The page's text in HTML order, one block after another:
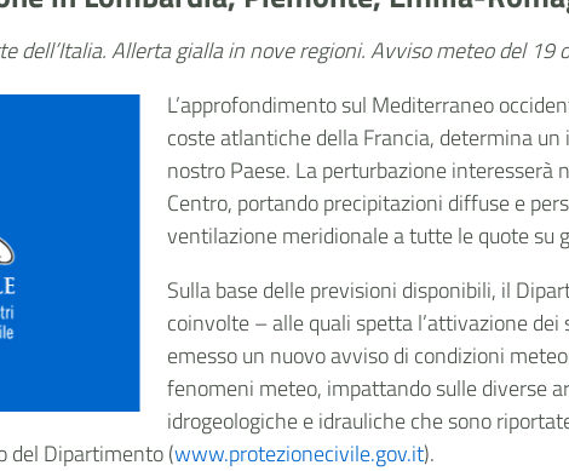
dell’Italia. Allerta gialla in nove regioni. Avviso meteo del 19
L’approfondimento sul Mediterraneo
coste atlantiche della Francia, determina
nostro Paese. La perturbazione
Centro, portando precipitazioni diffuse e
ventilazione meridionale a tutte le quote su
Sulla base delle previsioni disponibili, il
coinvolte – alle quali spetta l’attivazione
emesso un nuovo avviso di condizioni
fenomeni meteo, impattando sulle diverse
idrogeologiche e idrauliche che sono
del Dipartimento (www.protezionecivile.gov.it).